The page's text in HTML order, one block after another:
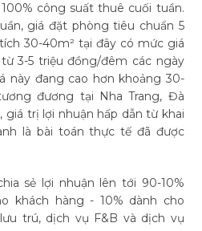
công suất thuê cuối tuần.
giá đặt phòng tiêu chuẩn 5
30-40m² tại đây có mức giá
3-5 triệu đồng/đêm các ngày
này đang cao hơn khoảng 30-
đương tại Nha Trang, Đà
giá trị lợi nhuận hấp dẫn từ khai
là bài toán thực tế đã được
sẻ lợi nhuận lên tới 90-10%
khách hàng - 10% dành cho
trú, dịch vụ F&B và dịch vụ